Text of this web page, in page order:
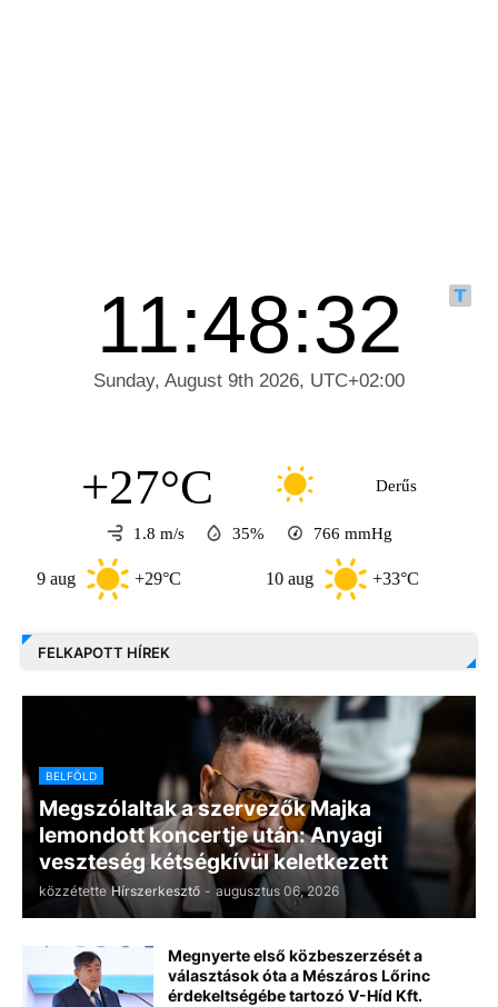
+27°C Derűs
1.8 m/s 35% 766 mmHg
+29°C 10 aug +33°C
FELKAPOTT HÍREK
BELFÖLD
Megszólaltak a szervezők Majka
lemondott koncertje után: Anyagi
veszteség kétségkívül keletkezett
közzétette Hírszerkesztő - augusztus 06, 2026
Megnyerte első közbeszerzését a
választások óta a Mészáros Lőrinc
érdekeltségébe tartozó V-Híd Kft.